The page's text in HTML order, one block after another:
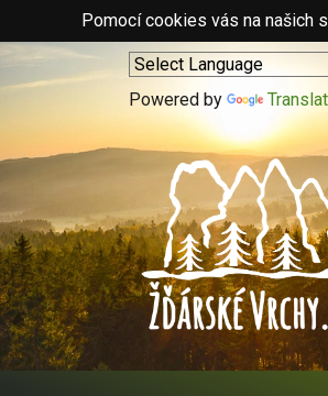
Pomocí cookies vás na našich
Powered by